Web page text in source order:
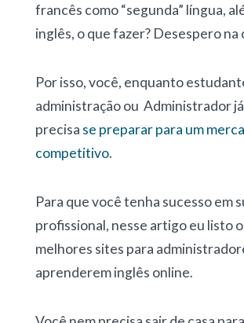
francês como “segunda” língua,
inglês, o que fazer? Desespero na
Por isso, você, enquanto
administração ou Administrador
precisa se preparar para um
competitivo.
Para que você tenha sucesso em
profissional, nesse artigo eu listo
melhores sites para
aprenderem inglês online.